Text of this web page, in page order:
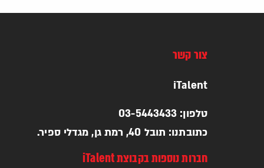
צור קשר
iTalent
טלפון: 03-5443433
כתובתנו: תובל 40, רמת גן, מגדלי ספיר.
חברות נוספות בקבוצת iTalent